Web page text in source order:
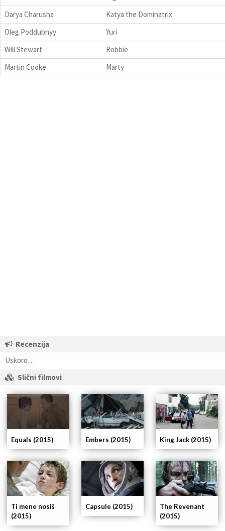
Darya Charusha
Katya the Dominatrix
Oleg Poddubnyy
Yuri
Will Stewart
Robbie
Martin Cooke
Marty
Recenzija
Uskoro…
Slični filmovi
The Revenant
(2015)
Capsule (2015)
Ti mene nosiš
(2015)
King Jack (2015)
Embers (2015)
Equals (2015)